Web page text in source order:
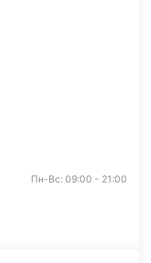
Пн-Вс: 09:00 - 21:00